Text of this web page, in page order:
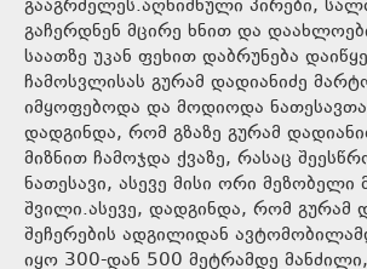
გააგრძელეს.აღნიშნული პირები,
გაჩერდნენ მცირე ხნით და
საათზე უკან ფეხით დაბრუნება
ჩამოსვლისას გურამ დადიანიძე
იმყოფებოდა და მოდიოდა
დადგინდა, რომ გზაზე გურამ
მიზნით ჩამოჯდა ქვაზე, რასაც
ნათესავი, ასევე მისი ორი მეზობელი
შვილი.ასევე, დადგინდა, რომ გურამ
შეჩერების ადგილიდან
იყო 300-დან 500 მეტრამდე მანძილი,